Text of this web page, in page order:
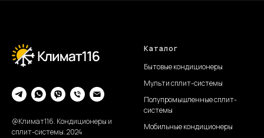
@Климат116. Кондиционеры и
сплит-системы. 2024
Каталог
Бытовые кондиционеры
Мульти сплит-системы
Полупромышленные сплит-
системы
Мобильные кондиционеры